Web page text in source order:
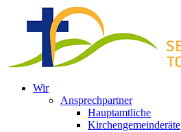
Inhalt
springen
Wir
Ansprechpartner
Hauptamtliche
Kirchengemeinderäte